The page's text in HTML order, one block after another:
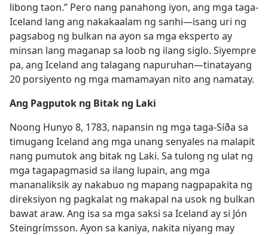
libong taon.” Pero nang panahong iyon, ang mga taga-
Iceland lang ang nakakaalam ng sanhi​—isang uri ng
pagsabog ng bulkan na ayon sa mga eksperto ay
minsan lang maganap sa loob ng ilang siglo. Siyempre
pa, ang Iceland ang talagang napuruhan​—tinatayang
20 porsiyento ng mga mamamayan nito ang namatay.
Ang Pagputok ng Bitak ng Laki
Noong Hunyo 8, 1783, napansin ng mga taga-Síða sa
timugang Iceland ang mga unang senyales na malapit
nang pumutok ang bitak ng Laki. Sa tulong ng ulat ng
mga tagapagmasid sa ilang lupain, ang mga
mananaliksik ay nakabuo ng mapang nagpapakita ng
direksiyon ng pagkalat ng makapal na usok ng bulkan
bawat araw. Ang isa sa mga saksi sa Iceland ay si Jón
Steingrímsson. Ayon sa kaniya, nakita niyang may